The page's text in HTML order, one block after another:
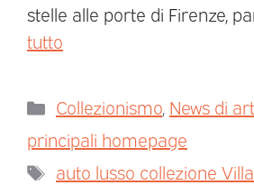
stelle alle porte di Firenze,
tutto
Collezionismo News di
principali homepage
auto lusso collezione